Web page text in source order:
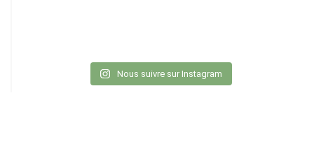
Nous suivre sur Instagram